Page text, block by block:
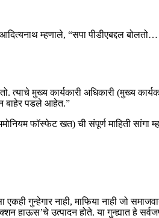
म्हणाले, “सपा पीडीएबद्दल
मुख्य कार्यकारी अधिकारी (मुख्य
बाहेर पडले आहेत.”
फॉस्फेट खत) ची संपूर्ण माहिती सांगा
नाही, माफिया नाही जो
उत्पादन होते. या गुन्ह्यात हे सर्वजण